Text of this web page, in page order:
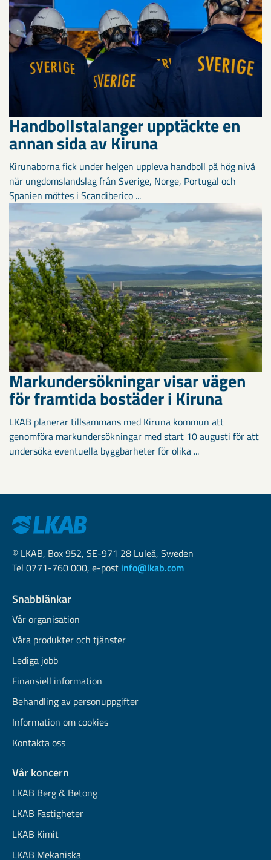
Handbollstalanger upptäckte en
annan sida av Kiruna
Kirunaborna fick under helgen uppleva handboll på hög nivå
när ungdomslandslag från Sverige, Norge, Portugal och
Spanien möttes i Scandiberico ...
Markundersökningar visar vägen
för framtida bostäder i Kiruna
LKAB planerar tillsammans med Kiruna kommun att
genomföra markundersökningar med start 10 augusti för att
undersöka eventuella byggbarheter för olika ...
© LKAB, Box 952, SE-971 28 Luleå, Sweden
Tel 0771-760 000, e-post info@lkab.com
Snabblänkar
Vår organisation
Våra produkter och tjänster
Lediga jobb
Finansiell information
Behandling av personuppgifter
Information om cookies
Kontakta oss
Vår koncern
LKAB Berg & Betong
LKAB Fastigheter
LKAB Kimit
LKAB Mekaniska